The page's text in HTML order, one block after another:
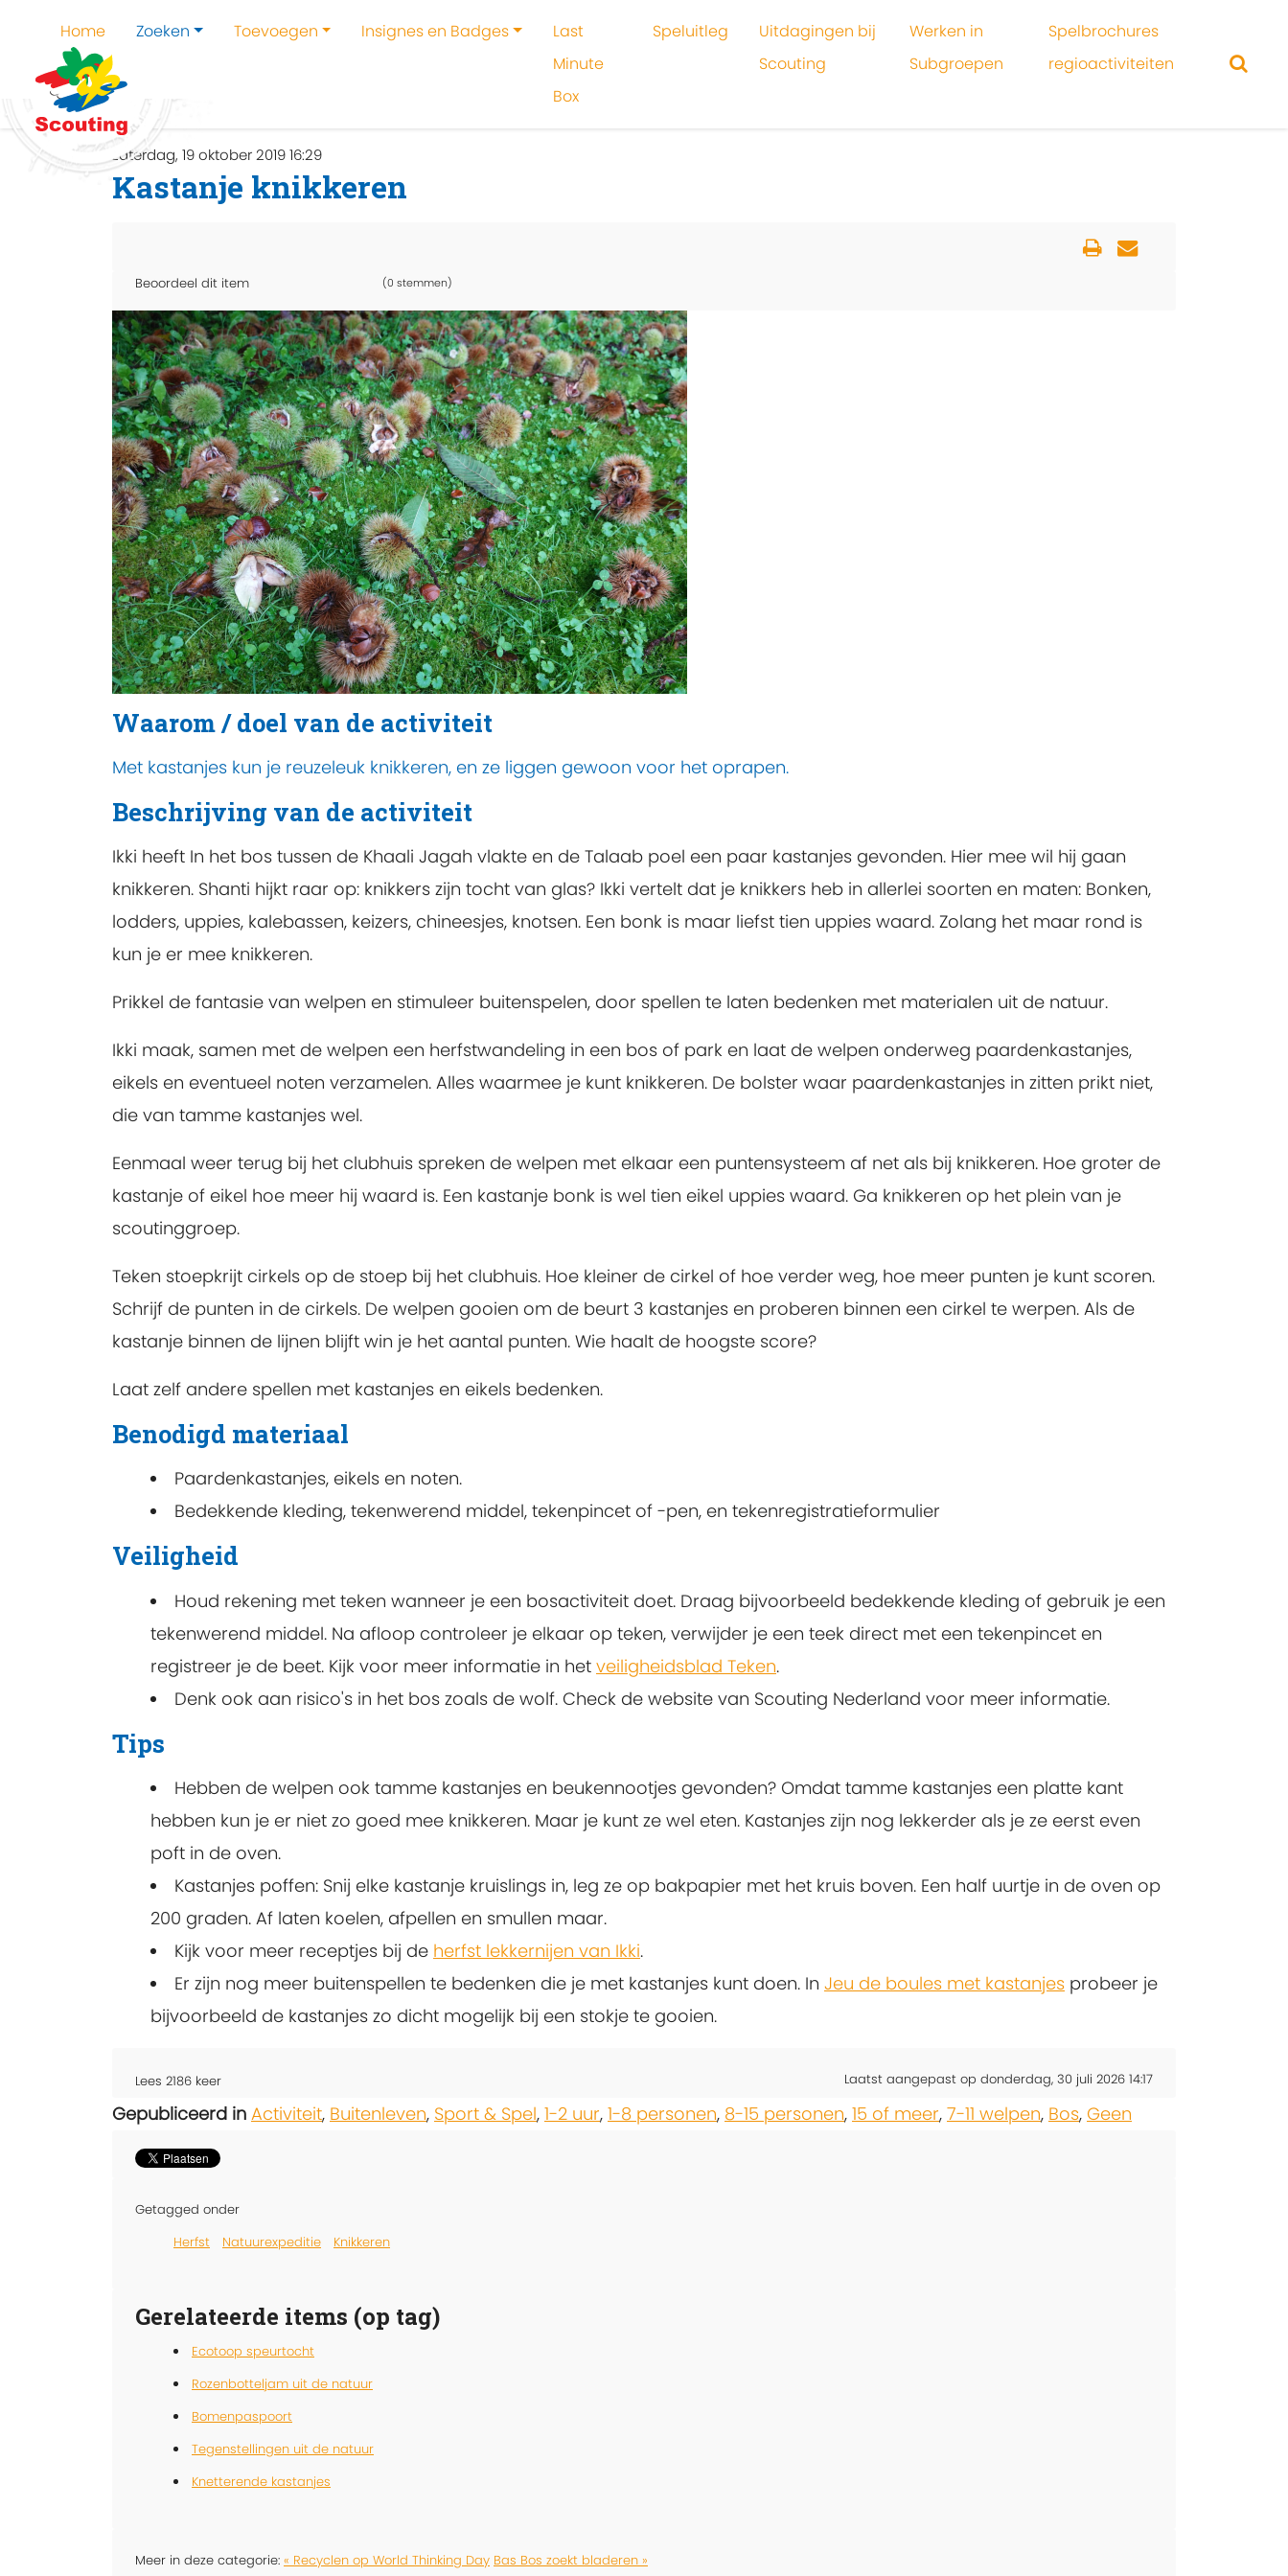
Home Zoeken Toevoegen Insignes en Badges
Last
Minute
Box
Speluitleg
Uitdagingen bij
Scouting
Werken in
Subgroepen
Spelbrochures
regioactiviteiten
Home Kastanje knikkeren
zaterdag, 19 oktober 2019 16:29
Kastanje knikkeren
Beoordeel dit item (0 stemmen)
Waarom / doel van de activiteit
Met kastanjes kun je reuzeleuk knikkeren, en ze liggen gewoon voor het oprapen.
Beschrijving van de activiteit
Ikki heeft In het bos tussen de Khaali Jagah vlakte en de Talaab poel een paar kastanjes gevonden. Hier mee wil hij gaan
knikkeren. Shanti hijkt raar op: knikkers zijn tocht van glas? Ikki vertelt dat je knikkers heb in allerlei soorten en maten: Bonken,
lodders, uppies, kalebassen, keizers, chineesjes, knotsen. Een bonk is maar liefst tien uppies waard. Zolang het maar rond is
kun je er mee knikkeren.
Prikkel de fantasie van welpen en stimuleer buitenspelen, door spellen te laten bedenken met materialen uit de natuur.
Ikki maak, samen met de welpen een herfstwandeling in een bos of park en laat de welpen onderweg paardenkastanjes,
eikels en eventueel noten verzamelen. Alles waarmee je kunt knikkeren. De bolster waar paardenkastanjes in zitten prikt niet,
die van tamme kastanjes wel.
Eenmaal weer terug bij het clubhuis spreken de welpen met elkaar een puntensysteem af net als bij knikkeren. Hoe groter de
kastanje of eikel hoe meer hij waard is. Een kastanje bonk is wel tien eikel uppies waard. Ga knikkeren op het plein van je
scoutinggroep.
Teken stoepkrijt cirkels op de stoep bij het clubhuis. Hoe kleiner de cirkel of hoe verder weg, hoe meer punten je kunt scoren.
Schrijf de punten in de cirkels. De welpen gooien om de beurt 3 kastanjes en proberen binnen een cirkel te werpen. Als de
kastanje binnen de lijnen blijft win je het aantal punten. Wie haalt de hoogste score?
Laat zelf andere spellen met kastanjes en eikels bedenken.
Benodigd materiaal
Paardenkastanjes, eikels en noten.
Bedekkende kleding, tekenwerend middel, tekenpincet of -pen, en tekenregistratieformulier
Veiligheid
Houd rekening met teken wanneer je een bosactiviteit doet. Draag bijvoorbeeld bedekkende kleding of gebruik je een
tekenwerend middel. Na afloop controleer je elkaar op teken, verwijder je een teek direct met een tekenpincet en
registreer je de beet. Kijk voor meer informatie in het veiligheidsblad Teken.
Denk ook aan risico's in het bos zoals de wolf. Check de website van Scouting Nederland voor meer informatie.
Tips
Hebben de welpen ook tamme kastanjes en beukennootjes gevonden? Omdat tamme kastanjes een platte kant
hebben kun je er niet zo goed mee knikkeren. Maar je kunt ze wel eten. Kastanjes zijn nog lekkerder als je ze eerst even
poft in de oven.
Kastanjes poffen: Snij elke kastanje kruislings in, leg ze op bakpapier met het kruis boven. Een half uurtje in de oven op
200 graden. Af laten koelen, afpellen en smullen maar.
Kijk voor meer receptjes bij de herfst lekkernijen van Ikki.
Er zijn nog meer buitenspellen te bedenken die je met kastanjes kunt doen. In Jeu de boules met kastanjes probeer je
bijvoorbeeld de kastanjes zo dicht mogelijk bij een stokje te gooien.
Lees 2186 keer Laatst aangepast op donderdag, 30 juli 2026 14:17
Gepubliceerd in Activiteit, Buitenleven, Sport & Spel, 1-2 uur, 1-8 personen, 8-15 personen, 15 of meer, 7-11 welpen, Bos, Geen
Getagged onder
Herfst
Natuurexpeditie Knikkeren
Gerelateerde items (op tag)
Ecotoop speurtocht
Rozenbotteljam uit de natuur
Bomenpaspoort
Tegenstellingen uit de natuur
Knetterende kastanjes
Meer in deze categorie: « Recyclen op World Thinking Day Bas Bos zoekt bladeren »